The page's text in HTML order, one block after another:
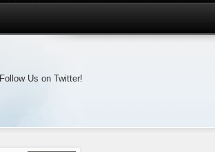
Follow Us on Twitter!